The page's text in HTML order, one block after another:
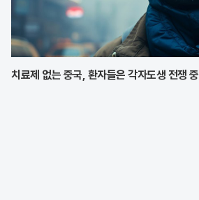
치료제 없는 중국, 환자들은 각자도생 전쟁 중